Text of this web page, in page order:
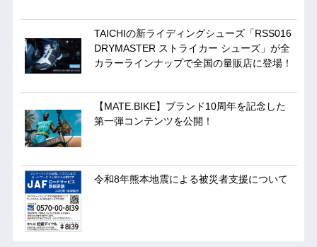
TAICHIの新ライディングシューズ「RSS016
DRYMASTER ストライカー シューズ」が全
カラーラインナップで全国の量販店に登場！
【MATE.BIKE】ブランド10周年を記念した
第一弾コンテンツを公開！
令和8年熊本地震による被災者支援について